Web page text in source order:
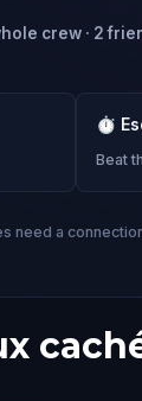
crew · 2
⏱
Beat
need a